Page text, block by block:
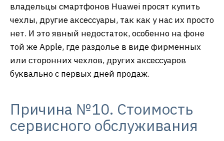
владельцы смартфонов Huawei просят купить
чехлы, другие аксессуары, так как у нас их просто
нет. И это явный недостаток, особенно на фоне
той же Apple, где раздолье в виде фирменных
или сторонних чехлов, других аксессуаров
буквально с первых дней продаж.
Причина №10. Стоимость
сервисного обслуживания